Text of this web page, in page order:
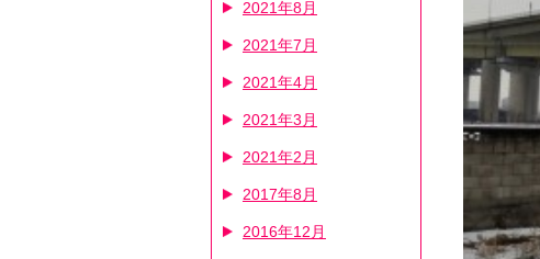
2021年8月
2021年7月
2021年4月
2021年3月
2021年2月
2017年8月
2016年12月